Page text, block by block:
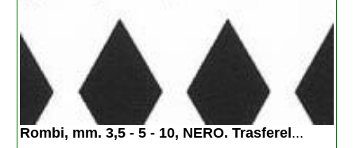
Rombi, mm. 3,5 - 5 - 10, NERO. Trasferel ...